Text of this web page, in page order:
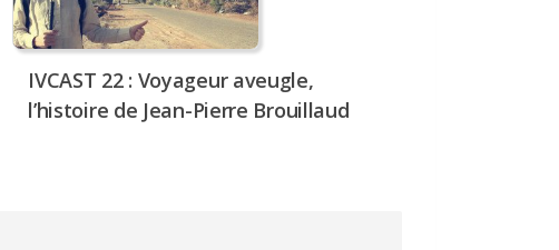
IVCAST 22 : Voyageur aveugle,
l’histoire de Jean-Pierre Brouillaud